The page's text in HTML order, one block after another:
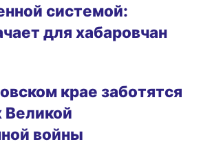
системой:
для хабаровчан
крае заботятся
Великой
войны